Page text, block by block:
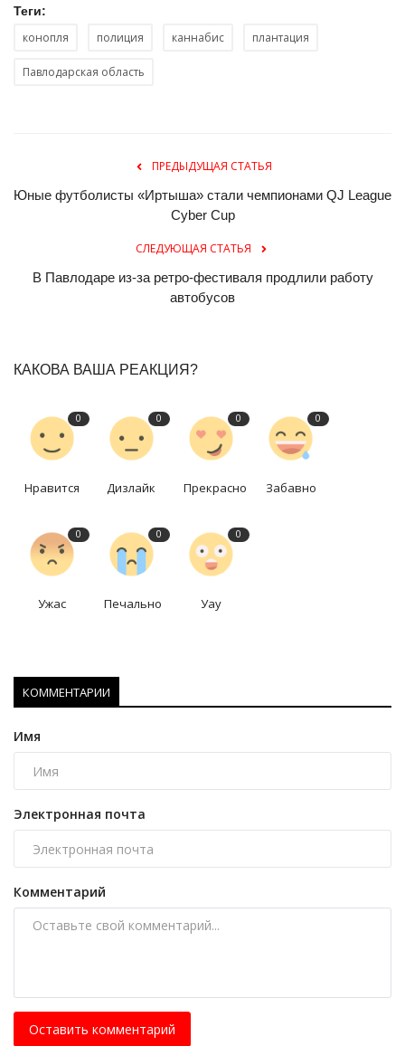
Теги:
конопля полиция каннабис плантация
Павлодарская область
ПРЕДЫДУЩАЯ СТАТЬЯ
Юные футболисты «Иртыша» стали чемпионами QJ League
Cyber Cup
СЛЕДУЮЩАЯ СТАТЬЯ
В Павлодаре из-за ретро-фестиваля продлили работу
автобусов
КАКОВА ВАША РЕАКЦИЯ?
0
Нравится
0
Дизлайк
0
Прекрасно
0
Забавно
0
Ужас
0
Печально
0
Уау
КОММЕНТАРИИ
Имя
Электронная почта
Комментарий
Оставить комментарий